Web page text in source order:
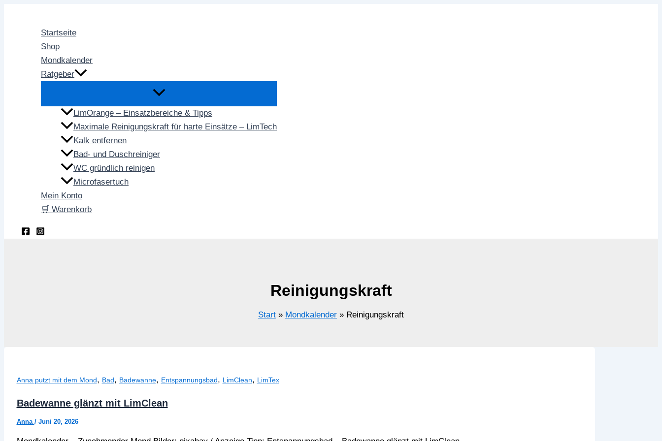
Startseite
Shop
Mondkalender
Ratgeber
LimOrange – Einsatzbereiche & Tipps
Maximale Reinigungskraft für harte Einsätze – LimTech
Kalk entfernen
Bad- und Duschreiniger
WC gründlich reinigen
Microfasertuch
Mein Konto
🛒 Warenkorb
Reinigungskraft
Start Mondkalender Reinigungskraft
Anna putzt mit dem Mond, Bad, Badewanne, Entspannungsbad, LimClean, LimTex
Badewanne glänzt mit LimClean
Anna / Juni 20, 2026